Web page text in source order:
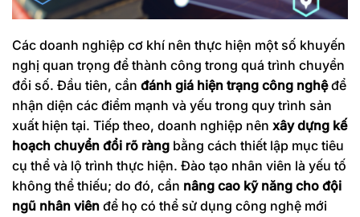
Các doanh nghiệp cơ khí nên thực hiện một số khuyến
nghị quan trọng để thành công trong quá trình chuyển
đổi số. Đầu tiên, cần đánh giá hiện trạng công nghệđể
nhận diện các điểm mạnh và yếu trong quy trình sản
xuất hiện tại. Tiếp theo, doanh nghiệp nên xây dựng kế
hoạch chuyển đổi rõ ràng bằng cách thiết lập mục tiêu
cụ thể và lộ trình thực hiện. Đào tạo nhân viên là yếu tố
không thể thiếu; do đó, cần nâng cao kỹ năng cho đội
ngũ nhân viên để họ có thể sử dụng công nghệ mới